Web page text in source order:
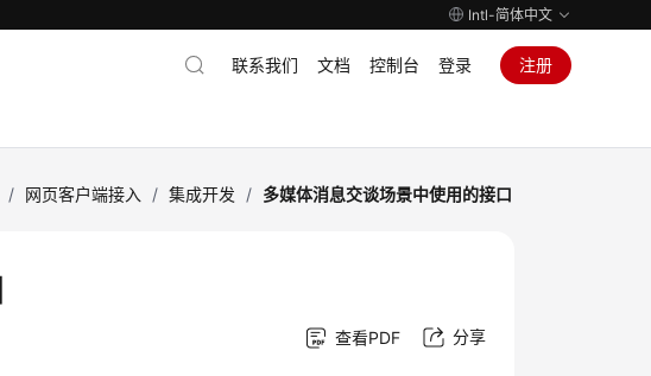
Intl-简体中文
联系我们 文档 控制台 登录 注册
/ 网页客户端接入 / 集成开发 / 多媒体消息交谈场景中使用的接口
查看PDF 分享